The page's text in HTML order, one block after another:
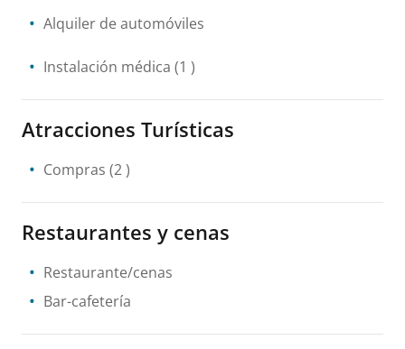
Alquiler de automóviles
Instalación médica (1 )
Atracciones Turísticas
Compras (2 )
Restaurantes y cenas
Restaurante/cenas
Bar-cafetería